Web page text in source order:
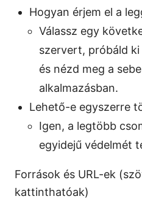
Hogyan érjem el a
Válassz egy
szervert, próbáld
és nézd meg a
alkalmazásban.
Lehető-e egyszerre
Igen, a legtöbb
egyidejű védelmét
Források és URL-ek
kattinthatóak)